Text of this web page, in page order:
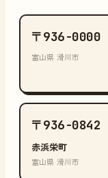
〒936-0000
富山県 滑川市
〒936-0842
赤浜栄町
富山県 滑川市